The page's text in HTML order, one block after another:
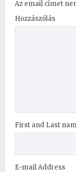
Az email címet
Hozzászólás
First and Last
E-mail Address